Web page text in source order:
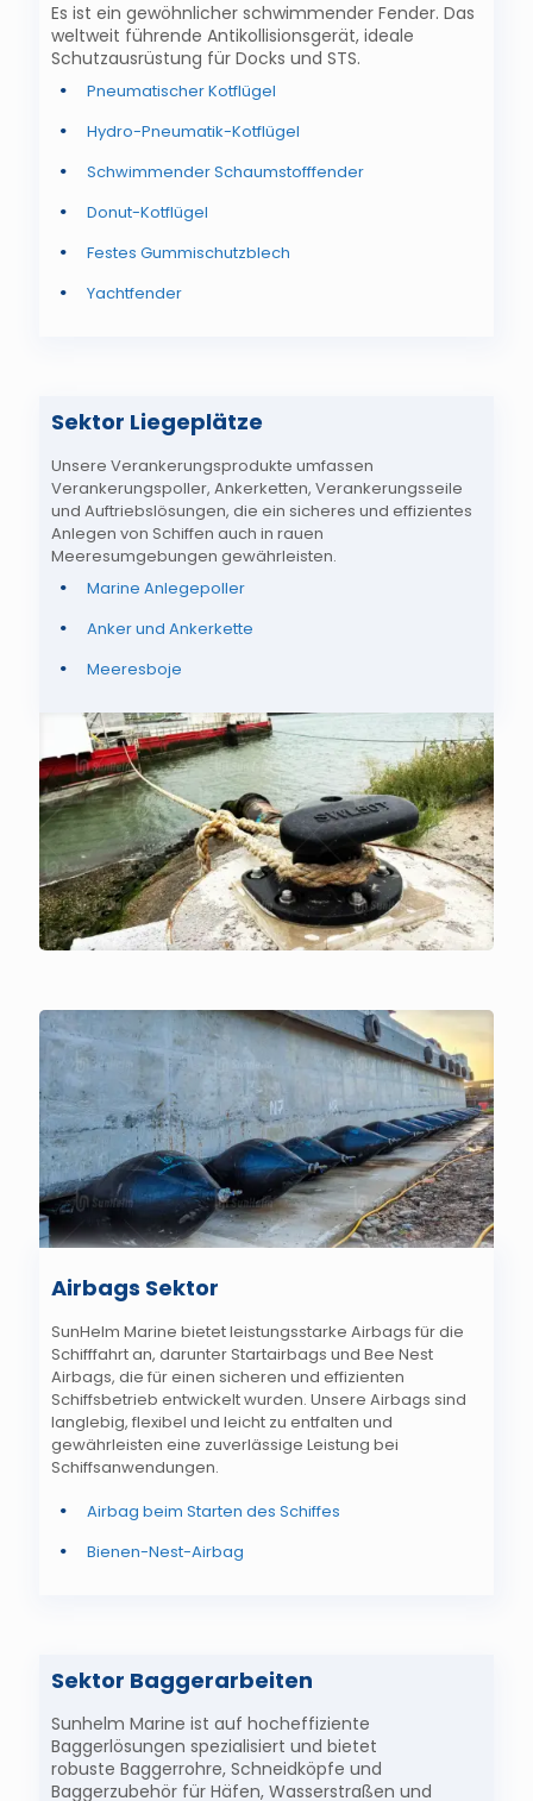
Es ist ein gewöhnlicher schwimmender Fender. Das
weltweit führende Antikollisionsgerät, ideale
Schutzausrüstung für Docks und STS.
Pneumatischer Kotflügel
Hydro-Pneumatik-Kotflügel
Schwimmender Schaumstofffender
Donut-Kotflügel
Festes Gummischutzblech
Yachtfender
Sektor Liegeplätze
Unsere Verankerungsprodukte umfassen
Verankerungspoller, Ankerketten, Verankerungsseile
und Auftriebslösungen, die ein sicheres und effizientes
Anlegen von Schiffen auch in rauen
Meeresumgebungen gewährleisten.
Marine Anlegepoller
Anker und Ankerkette
Meeresboje
Airbags Sektor
SunHelm Marine bietet leistungsstarke Airbags für die
Schifffahrt an, darunter Startairbags und Bee Nest
Airbags, die für einen sicheren und effizienten
Schiffsbetrieb entwickelt wurden. Unsere Airbags sind
langlebig, flexibel und leicht zu entfalten und
gewährleisten eine zuverlässige Leistung bei
Schiffsanwendungen.
Airbag beim Starten des Schiffes
Bienen-Nest-Airbag
Sektor Baggerarbeiten
Sunhelm Marine ist auf hocheffiziente
Baggerlösungen spezialisiert und bietet
robuste Baggerrohre, Schneidköpfe und
Baggerzubehör für Häfen, Wasserstraßen und